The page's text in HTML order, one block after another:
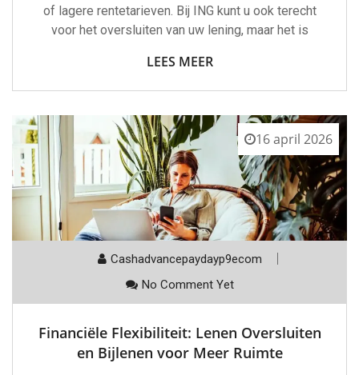
of lagere rentetarieven. Bij ING kunt u ook terecht
voor het oversluiten van uw lening, maar het is
LEES MEER
16 april 2026
Cashadvancepaydayp9ecom
No Comment Yet
Financiële Flexibiliteit: Lenen Oversluiten
en Bijlenen voor Meer Ruimte